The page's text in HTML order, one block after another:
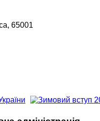
65001